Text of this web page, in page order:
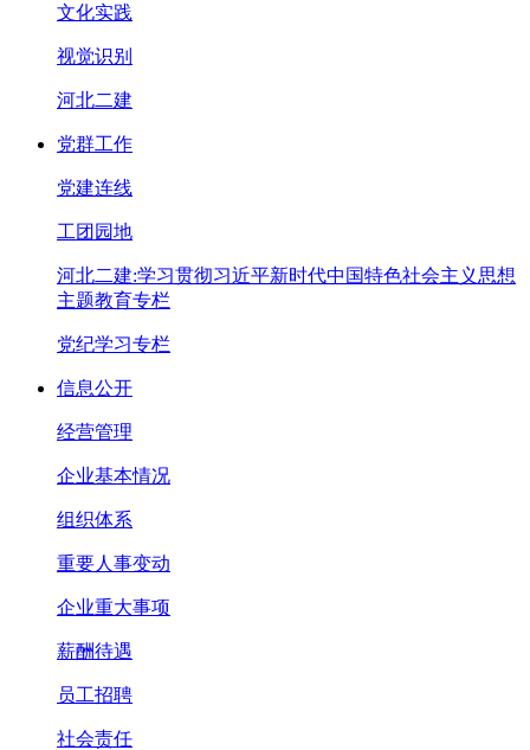
文化实践
视觉识别
河北二建
党群工作
党建连线
工团园地
河北二建:学习贯彻习近平新时代中国特色社会主义思想
主题教育专栏
党纪学习专栏
信息公开
经营管理
企业基本情况
组织体系
重要人事变动
企业重大事项
薪酬待遇
员工招聘
社会责任